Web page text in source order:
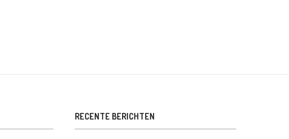
RECENTE BERICHTEN